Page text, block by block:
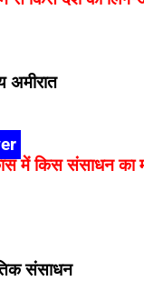
अमीरात
में किस संसाधन का
संसाधन